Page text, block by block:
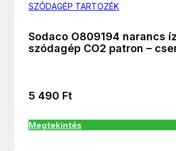
SZÓDAGÉP TARTOZÉK
Sodaco O809194 narancs
szódagép CO2 patron –
5 490 Ft
Megtekintés